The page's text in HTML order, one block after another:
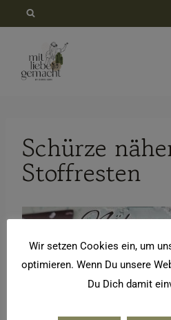
springen
Schürze
Stoffresten
Wir setzen Cookies ein, um
optimieren. Wenn Du unsere
Du Dich damit